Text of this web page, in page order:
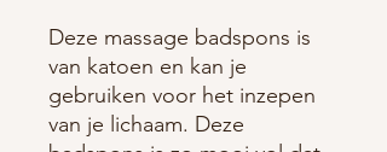
Deze massage badspons is
van katoen en kan je
gebruiken voor het inzepen
van je lichaam. Deze